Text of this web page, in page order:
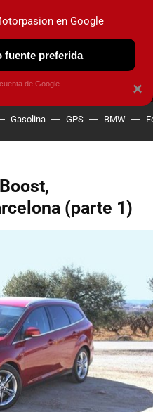
NUEVO
OBSERVATORIO
Gasolina GPS BMW
(parte 1)
×
en Google
fuente preferida
de Google